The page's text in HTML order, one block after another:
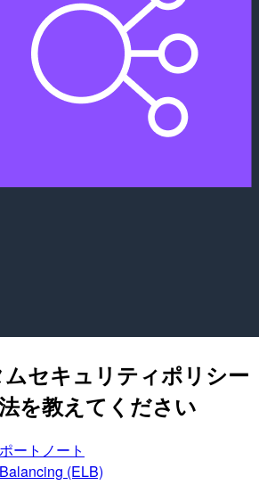
セキュリティポリシー
を教えてください
ートノート
(ELB)